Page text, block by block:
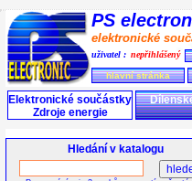
PS
elektronické
uživatel : nepřihlášený
hlavní stránka
Elektronické součástky
Zdroje energie
Hledání v katalogu